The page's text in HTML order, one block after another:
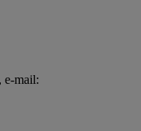
, e-mail: